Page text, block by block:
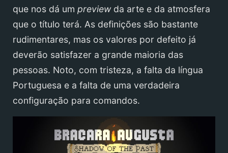
que nos dá um previewda arte e da atmosfera
que o título terá. As definições são bastante
rudimentares, mas os valores por defeito já
deverão satisfazer a grande maioria das
pessoas. Noto, com tristeza, a falta da língua
Portuguesa e a falta de uma verdadeira
configuração para comandos.